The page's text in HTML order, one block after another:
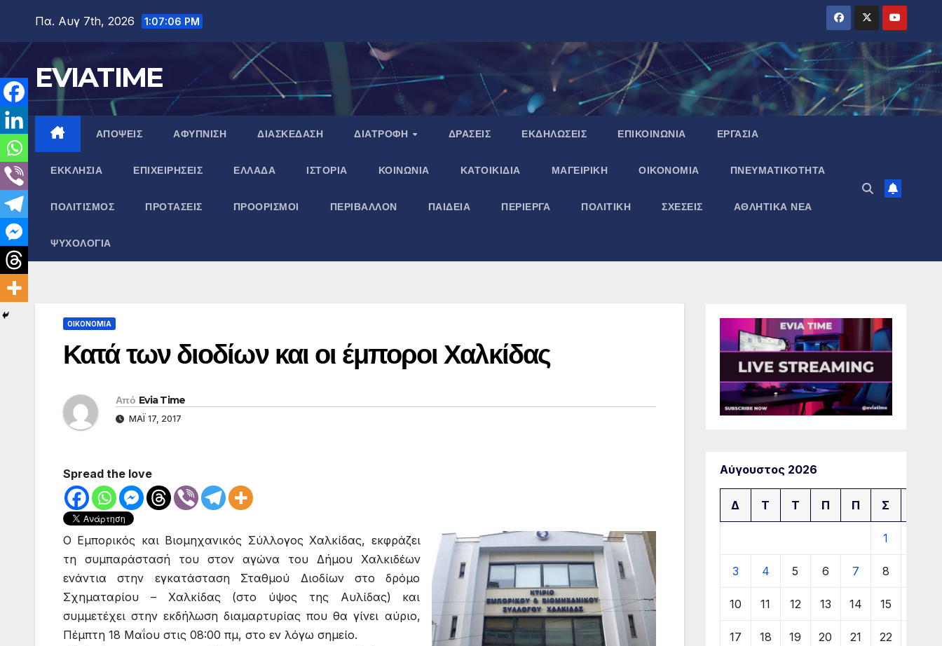
περιεχόμενο
Πα. Αυγ 7th, 2026 1:07:07 PM
EVIATIME
ΑΠΟΨΕΙΣ ΑΦΥΠΝΙΣΗ ΔΙΑΣΚΕΔΑΣΗ ΔΙΑΤΡΟΦΗ ΔΡΑΣΕΙΣ ΕΚΔΗΛΩΣΕΙΣ ΕΠΙΚΟΙΝΩΝΙΑ ΕΡΓΑΣΙΑ
ΕΚΚΛΗΣΙΑ ΕΠΙΧΕΙΡΗΣΕΙΣ ΕΛΛΑΔΑ ΙΣΤΟΡΙΑ ΚΟΙΝΩΝΙΑ ΚΑΤΟΙΚΙΔΙΑ ΜΑΓΕΙΡΙΚΗ ΟΙΚΟΝΟΜΙΑ ΠΝΕΥΜΑΤΙΚΌΤΗΤΑ
ΠΟΛΙΤΙΣΜΟΣ ΠΡΟΤΑΣΕΙΣ ΠΡΟΟΡΙΣΜΟΙ ΠΕΡΙΒΑΛΛΟΝ ΠΑΙΔΕΙΑ ΠΕΡΙΕΡΓΑ ΠΟΛΙΤΙΚΗ ΣΧΕΣΕΙΣ ΑΘΛΗΤΙΚΑ ΝΕΑ
ΨΥΧΟΛΟΓΙΑ
ΟΙΚΟΝΟΜΙΑ
Κατά των διοδίων και οι έμποροι Χαλκίδας
Από Evia Time
ΜΆΙ 17, 2017
Spread the love
Ο Εμπορικός και Βιομηχανικός Σύλλογος Χαλκίδας, εκφράζει
τη συμπαράστασή του στον αγώνα του Δήμου Χαλκιδέων
ενάντια στην εγκατάσταση Σταθμού Διοδίων στο δρόμο
Σχηματαρίου – Χαλκίδας (στο ύψος της Αυλίδας) και
συμμετέχει στην εκδήλωση διαμαρτυρίας που θα γίνει αύριο,
Πέμπτη 18 Μαΐου στις 08:00 πμ, στο εν λόγω σημείο.
Αύγουστος 2026
Δ Τ Τ Π Π Σ
1
3 4 5 6 7 8
10 11 12 13 14 15
17 18 19 20 21 22